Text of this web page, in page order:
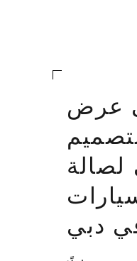
عرض
لصالة
دبي